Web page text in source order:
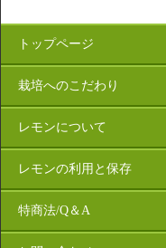
トップページ
栽培へのこだわり
レモンについて
レモンの利用と保存
特商法/Q＆A